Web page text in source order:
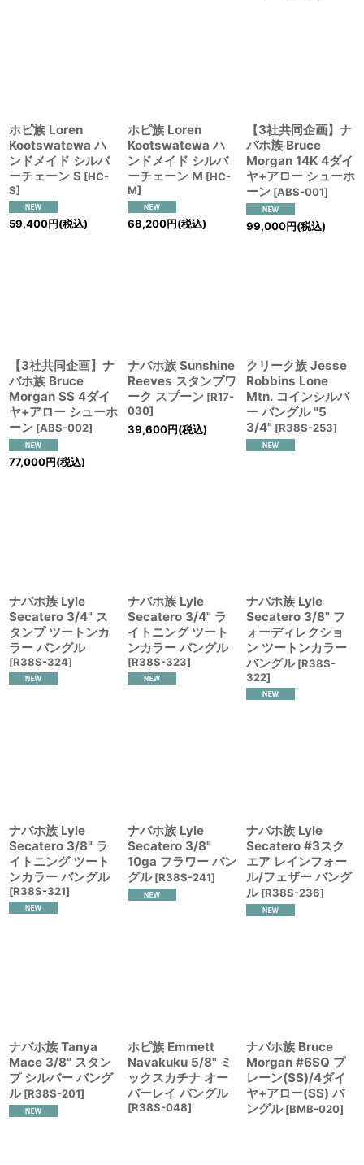
ホピ族 Loren
Kootswatewa ハ
ンドメイド シルバ
ーチェーン S [HC-
S]
59,400円(税込)
ホピ族 Loren
Kootswatewa ハ
ンドメイド シルバ
ーチェーン M [HC-
M]
68,200円(税込)
【3社共同企画】ナ
バホ族 Bruce
Morgan 14K 4ダイ
ヤ+アロー シューホ
ーン [ABS-001]
99,000円(税込)
【3社共同企画】ナ
バホ族 Bruce
Morgan SS 4ダイ
ヤ+アロー シューホ
ーン [ABS-002]
77,000円(税込)
ナバホ族 Sunshine
Reeves スタンプワ
ーク スプーン [R17-
030]
39,600円(税込)
クリーク族 Jesse
Robbins Lone
Mtn. コインシルバ
ー バングル "5
3/4" [R38S-253]
ナバホ族 Lyle
Secatero 3/4" ス
タンプ ツートンカ
ラー バングル
[R38S-324]
ナバホ族 Lyle
Secatero 3/4" ラ
イトニング ツート
ンカラー バングル
[R38S-323]
ナバホ族 Lyle
Secatero 3/8" フ
ォーディレクショ
ン ツートンカラー
バングル [R38S-
322]
ナバホ族 Lyle
Secatero 3/8" ラ
イトニング ツート
ンカラー バングル
[R38S-321]
ナバホ族 Lyle
Secatero 3/8"
10ga フラワー バン
グル [R38S-241]
ナバホ族 Lyle
Secatero #3スク
エア レインフォー
ル/フェザー バング
ル [R38S-236]
ナバホ族 Tanya
Mace 3/8" スタン
プ シルバー バング
ル [R38S-201]
ホピ族 Emmett
Navakuku 5/8" ミ
ックスカチナ オー
バーレイ バングル
[R38S-048]
ナバホ族 Bruce
Morgan #6SQ プ
レーン(SS)/4ダイ
ヤ+アロー(SS) バ
ングル [BMB-020]